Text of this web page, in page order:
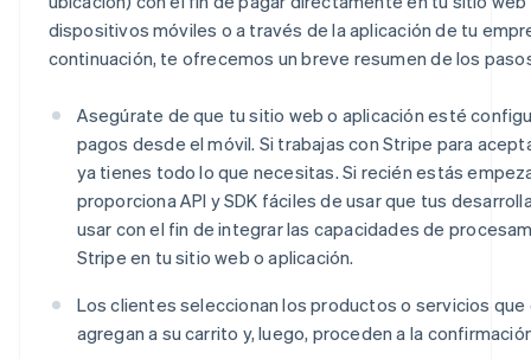
dispositivos móviles o a través de la aplicación de tu
continuación, te ofrecemos un breve resumen de los
Asegúrate de que tu sitio web o aplicación esté
pagos desde el móvil. Si trabajas con Stripe para
ya tienes todo lo que necesitas. Si recién estás
proporciona API y SDK fáciles de usar que tus
usar con el fin de integrar las capacidades de
Stripe en tu sitio web o aplicación.
Los clientes seleccionan los productos o servicios que
agregan a su carrito y, luego, proceden a la